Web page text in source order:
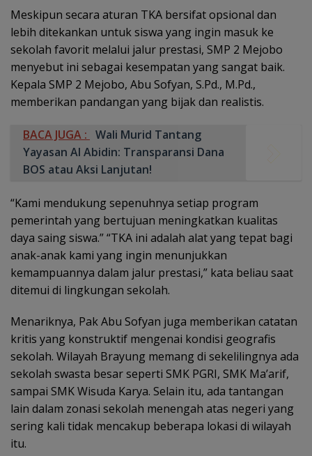
Meskipun secara aturan TKA bersifat opsional dan
lebih ditekankan untuk siswa yang ingin masuk ke
sekolah favorit melalui jalur prestasi, SMP 2 Mejobo
menyebut ini sebagai kesempatan yang sangat baik.
Kepala SMP 2 Mejobo, Abu Sofyan, S.Pd., M.Pd.,
memberikan pandangan yang bijak dan realistis.
BACA JUGA : Wali Murid Tantang
Yayasan Al Abidin: Transparansi Dana
BOS atau Aksi Lanjutan!
“Kami mendukung sepenuhnya setiap program
pemerintah yang bertujuan meningkatkan kualitas
daya saing siswa.” “TKA ini adalah alat yang tepat bagi
anak-anak kami yang ingin menunjukkan
kemampuannya dalam jalur prestasi,” kata beliau saat
ditemui di lingkungan sekolah.
Menariknya, Pak Abu Sofyan juga memberikan catatan
kritis yang konstruktif mengenai kondisi geografis
sekolah. Wilayah Brayung memang di sekelilingnya ada
sekolah swasta besar seperti SMK PGRI, SMK Ma’arif,
sampai SMK Wisuda Karya. Selain itu, ada tantangan
lain dalam zonasi sekolah menengah atas negeri yang
sering kali tidak mencakup beberapa lokasi di wilayah
itu.